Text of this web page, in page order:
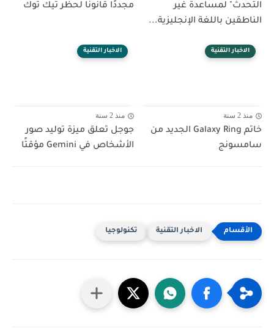
التحدث" لمساعدة غير
الناطقين باللغة الإنجليزية...
مجددًا قانونًا لحظر تيك توك
الاخبار التقنية
منذ 2 سنة
خاتم Galaxy Ring الجديد من
سامسونج
الاخبار التقنية
منذ 2 سنة
جوجل تعلق ميزة توليد صور
الأشخاص في Gemini مؤقتًا
الاخبار التقنية تكنولوجيا